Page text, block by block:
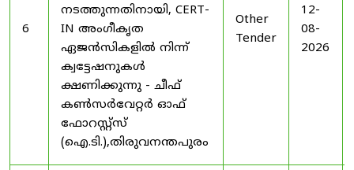
6
നടത്തുന്നതിനായി, CERT-
IN അംഗീകൃത
ഏജൻസികളിൽ നിന്ന്
ക്വട്ടേഷനുകൾ
ക്ഷണിക്കുന്നു - ചീഫ്
കൺസർവേറ്റർ ഓഫ്
ഫോറസ്റ്റ്സ്
(ഐ.ടി.),തിരുവനന്തപുരം
Other
Tender
12-
08-
2026